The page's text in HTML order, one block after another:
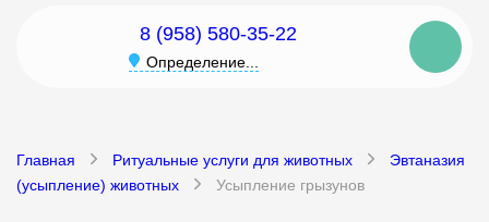
8 (958) 580-35-22
Определение...
Главная Ритуальные услуги для животных
Эвтаназия
(усыпление) животных
Усыпление грызунов